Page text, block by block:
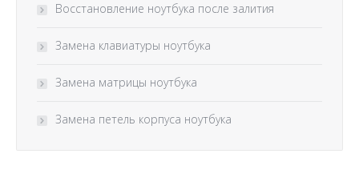
Восстановление ноутбука после залития
Замена клавиатуры ноутбука
Замена матрицы ноутбука
Замена петель корпуса ноутбука